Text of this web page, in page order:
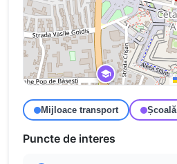
Mijloace transport Școală
Puncte de interes